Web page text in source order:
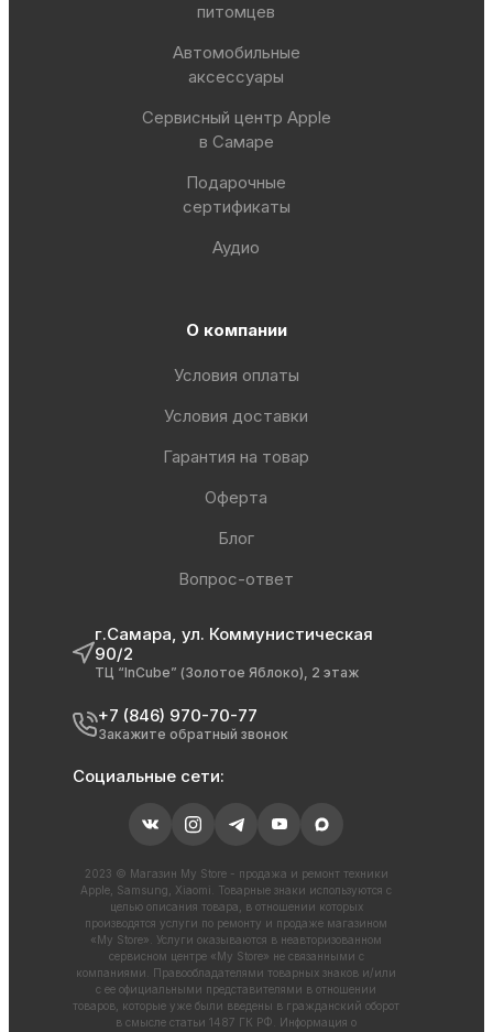
питомцев
Автомобильные
аксессуары
Сервисный центр Apple
в Самаре
Подарочные
сертификаты
Аудио
О компании
Условия оплаты
Условия доставки
Гарантия на товар
Оферта
Блог
Вопрос-ответ
г.Самара, ул. Коммунистическая
90/2
ТЦ “InCube” (Золотое Яблоко), 2 этаж
+7 (846) 970-70-77
Закажите обратный звонок
Социальные сети:
2023 © Магазин My Store - продажа и ремонт техники
Apple, Samsung, Xiaomi. Товарные знаки используются с
целью описания товара, в отношении которых
производятся услуги по ремонту и продаже магазином
«My Store». Услуги оказываются в неавторизованном
сервисном центре «My Store» не связанными с
компаниями. Правообладателями товарных знаков и/или
с ее официальными представителями в отношении
товаров, которые уже были введены в гражданский оборот
в смысле статьи 1487 ГК РФ. Информация о